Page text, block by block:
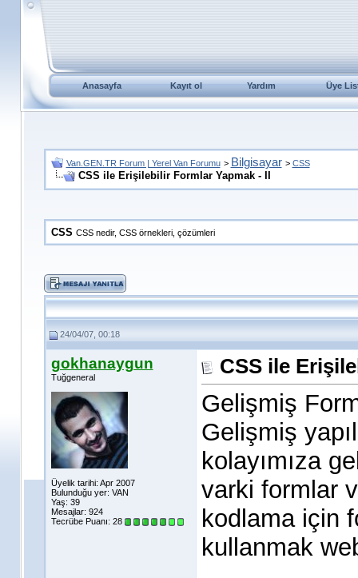
Anasayfa Kayıt ol Yardım Üye
Van.GEN.TR Forum | Yerel Van Forumu > Bilgisayar > CSS
CSS ile Erişilebilir Formlar Yapmak - II
CSS CSS nedir, CSS örnekleri, çözümleri
24/04/07, 00:18
gokhanaygun
Tuğgeneral
Üyelik tarihi: Apr 2007
Bulunduğu yer: VAN
Yaş: 39
Mesajlar: 924
Tecrübe Puanı: 28
CSS ile
Gelişmiş
Gelişmiş
kolayımıza
varki formlar
kodlama için
kullanmak